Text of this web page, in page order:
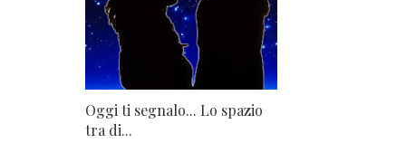
Oggi ti segnalo... Lo spazio
tra di...